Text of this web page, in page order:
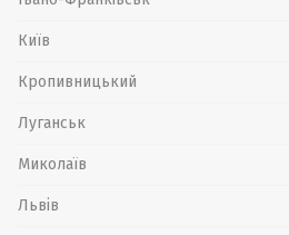
Київ
Кропивницький
Луганськ
Миколаїв
Львів